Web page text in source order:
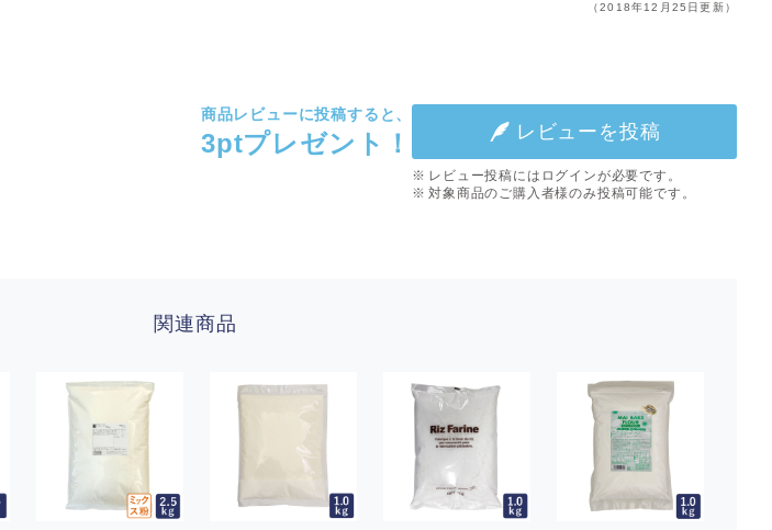
（2018年12月25日更新）
商品レビューに投稿すると、
3ptプレゼント！ レビューを投稿
レビュー投稿にはログインが必要です。
対象商品のご購入者様のみ投稿可能です。
関連商品